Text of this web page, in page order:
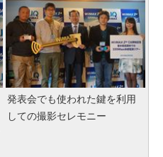
発表会でも使われた鍵を利用
しての撮影セレモニー